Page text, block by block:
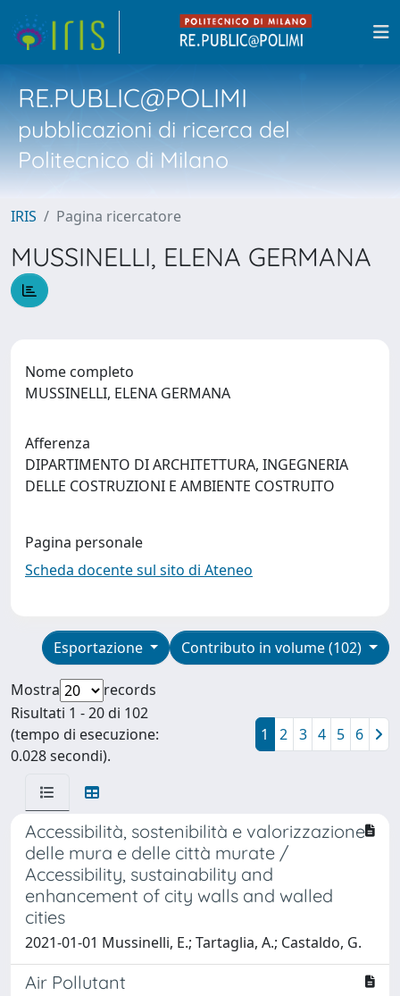
RE.PUBLIC@POLIMI
pubblicazioni di ricerca del
Politecnico di Milano
IRIS Pagina ricercatore
MUSSINELLI, ELENA GERMANA
Nome completo
MUSSINELLI, ELENA GERMANA
Afferenza
DIPARTIMENTO DI ARCHITETTURA, INGEGNERIA
DELLE COSTRUZIONI E AMBIENTE COSTRUITO
Pagina personale
Scheda docente sul sito di Ateneo
Contributo in volume (102)
Esportazione
Mostra
records
Risultati 1 - 20 di 102
(tempo di esecuzione:
0.028 secondi).
1 2 3 4 5 6
Accessibilità, sostenibilità e valorizzazione
delle mura e delle città murate /
Accessibility, sustainability and
enhancement of city walls and walled
cities
2021-01-01 Mussinelli, E.; Tartaglia, A.; Castaldo, G.
Air Pollutant